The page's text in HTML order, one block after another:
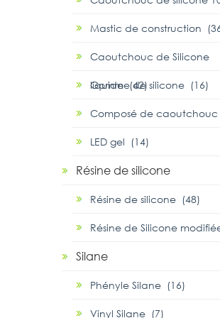
Mastic de construction
Caoutchouc de Silicone
liquide (42)
Gomme de silicone (16)
Composé de caoutchouc
LED gel (14)
Résine de silicone
Résine de silicone (48)
Résine de Silicone
Silane
Phényle Silane (16)
Vinyl Silane (7)